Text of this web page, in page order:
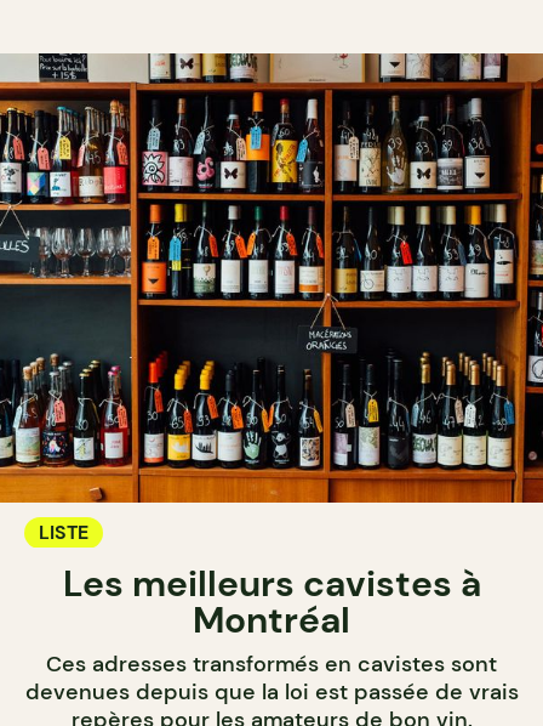
LISTE
Les meilleurs cavistes à
Montréal
Ces adresses transformés en cavistes sont
devenues depuis que la loi est passée de vrais
repères pour les amateurs de bon vin.